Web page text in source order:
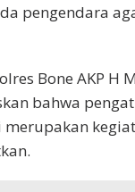
pengendara
Bone AKP H
bahwa
merupakan